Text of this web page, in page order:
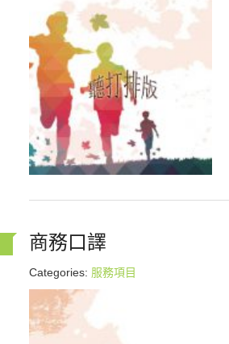
商務口譯
Categories: 服務項目